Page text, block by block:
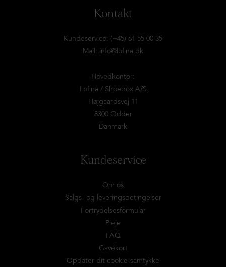
Kontakt
Kundeservice: (+45) 61 55 00 35
Mail: info@lofina.dk
Hovedkontor:
Lofina / Shoebox A/S
Højgaardsvej 11
8300 Odder
Danmark
Kundeservice
Om os
Salgs- og leveringsbetingelser
Fortrydelsesformular
Pleje
FAQ
Gavekort
Opdater dit cookie-samtykke